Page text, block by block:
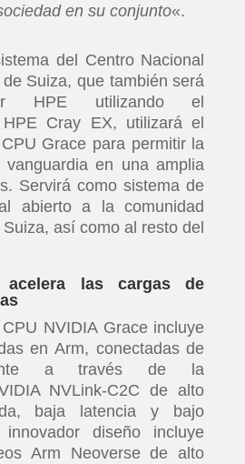
en su conjunto«.
del Centro Nacional
Suiza, que también será
HPE utilizando el
HPE Cray EX, utilizará el
Grace para permitir la
vanguardia en una amplia
Servirá como sistema de
abierto a la comunidad
así como al resto del
acelera las cargas de
NVIDIA Grace incluye
en Arm, conectadas de
a través de la
NVLink-C2C de alto
baja latencia y bajo
diseño incluye
Arm Neoverse de alto